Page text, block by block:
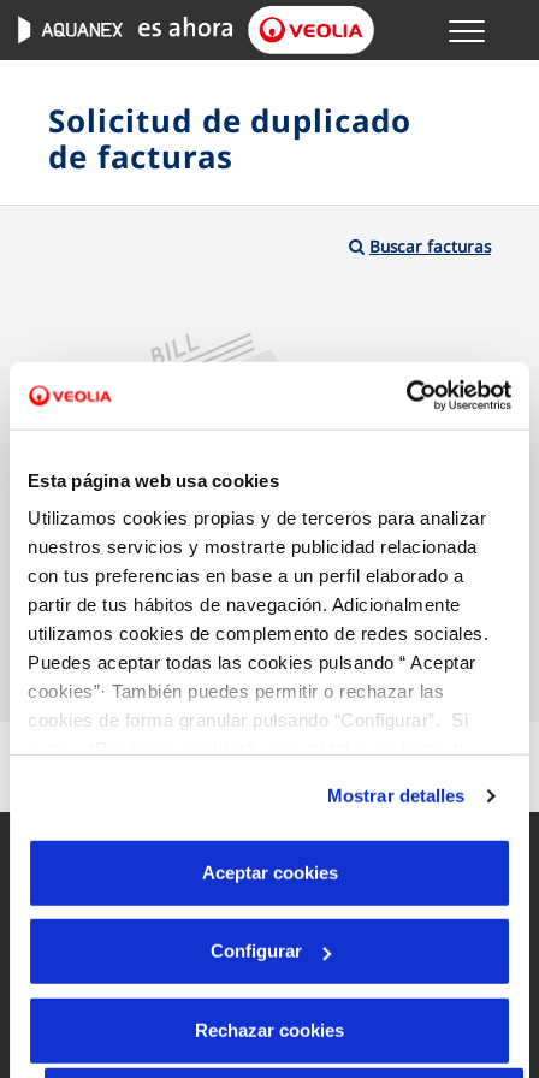
Esta página web usa cookies
Utilizamos cookies propias y de terceros para analizar
nuestros servicios y mostrarte publicidad relacionada
con tus preferencias en base a un perfil elaborado a
partir de tus hábitos de navegación. Adicionalmente
utilizamos cookies de complemento de redes sociales.
Puedes aceptar todas las cookies pulsando “ Aceptar
cookies”· También puedes permitir o rechazar las
cookies de forma granular pulsando “Configurar”. Si
son indispensables para que el sitio web funcione y que
por tanto no se pueden desactivar. Puedes consultar
más información en nuestraPolítica de Cookies
Mostrar detalles
Aceptar cookies
Configurar
Rechazar cookies
Menu
VER TODAS LAS GESTIONES
CONÓCENOS
VER TODAS LAS GESTIONES
Solicitud de duplicado
de facturas
Buscar facturas
Mapa Web
Aviso legal y privacidad de la web
Política de cookies
Protección de datos